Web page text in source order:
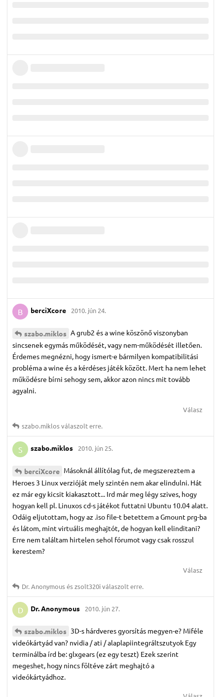
B berciXcore 2010. jún 24.
szabo.​miklos A grub2 és a wine köszönő viszonyban
sincsenek egymás működését, vagy nem-működését illetően.
Érdemes megnézni, hogy ismert-e bármilyen kompatibilitási
probléma a wine és a kérdéses játék között. Mert ha nem lehet
működésre bírni sehogy sem, akkor azon nincs mit tovább
agyalni.
Válasz
szabo.​miklosválaszolt erre.
S szabo.​miklos 2010. jún 25.
berciXcore Másoknál állítólag fut, de megszereztem a
Heroes 3 Linux verzióját mely szintén nem akar elindulni. Hát
ez már egy kicsit kiakasztott... Ird már meg légy szives, hogy
hogyan kell pl. Linuxos cd-s játékot futtatni Ubuntu 10.04 alatt.
Odáig eljutottam, hogy az .iso file-t betettem a Gmount prg-ba
és látom, mint virtuális meghajtót, de hogyan kell elinditani?
Erre nem találtam hirtelen sehol fórumot vagy csak rosszul
kerestem?
Válasz
Dr.​ Anonymousészsolt320iválaszolt erre.
D Dr.​ Anonymous 2010. jún 27.
szabo.​miklos 3D-s hárdveres gyorsítás megyen-e? Miféle
videókártyád van? nvidia / ati / alaplapiintegráltszutyok Egy
terminálba írd be: glxgears (ez egy teszt) Ezek szerint
megeshet, hogy nincs föltéve zárt meghajtó a
videókártyádhoz.